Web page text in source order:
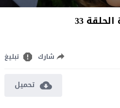
33
شارك تبليغ
تحميل